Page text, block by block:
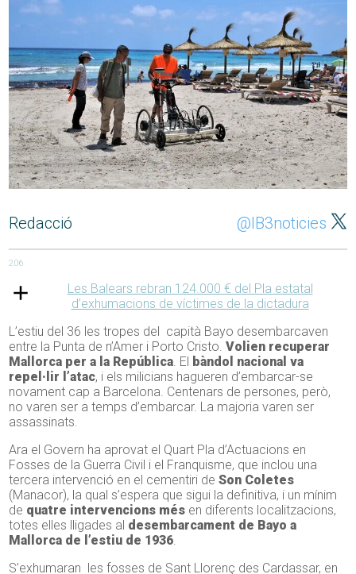
Redacció @IB3noticies
206
Les Balears rebran 124.000 € del Pla estatal
d’exhumacions de víctimes de la dictadura
L’estiu del 36 les tropes del capità Bayo desembarcaven
entre la Punta de n’Amer i Porto Cristo.Volien recuperar
Mallorca per a la República . El bàndol nacional va
repel·lir l’atac, i els milicians hagueren d’embarcar-se
novament cap a Barcelona. Centenars de persones, però,
no varen ser a temps d’embarcar. La majoria varen ser
assassinats.
Ara el Govern ha aprovat el Quart Pla d’Actuacions en
Fosses de la Guerra Civil i el Franquisme, que inclou una
tercera intervenció en el cementiri deSon Coletes
(Manacor), la qual s’espera que sigui la definitiva, i un mínim
de quatre intervencions més en diferents localitzacions,
totes elles lligades al desembarcament de Bayo a
Mallorca de l’estiu de 1936
S’exhumaran les fosses de Sant Llorenç des Cardassar, en